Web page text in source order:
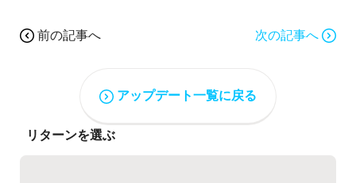
前の記事へ 次の記事へ
アップデート一覧に戻る
リターンを選ぶ